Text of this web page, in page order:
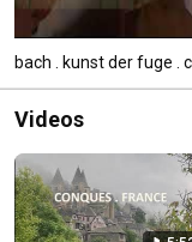
bach . kunst der fuge .
Videos